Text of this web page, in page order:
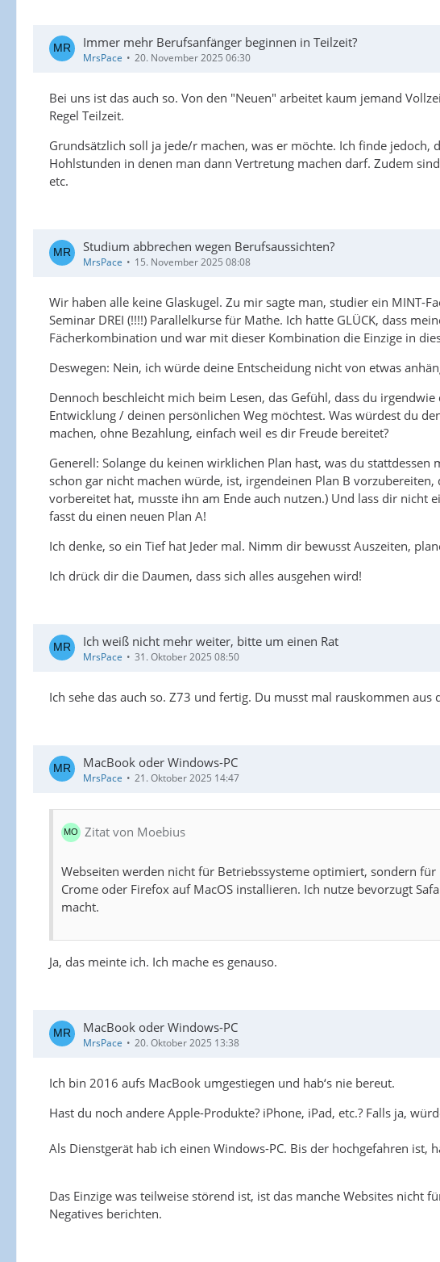
Immer mehr Berufsanfänger beginnen in Teilzeit?
MrsPace 20. November 2025 06:30
Bei uns ist das auch so. Von den "Neuen" arbeitet kaum jemand
Regel Teilzeit.
Grundsätzlich soll ja jede/r machen, was er möchte. Ich finde
Hohlstunden in denen man dann Vertretung machen darf. Zudem
etc.
Studium abbrechen wegen Berufsaussichten?
MrsPace 15. November 2025 08:08
Wir haben alle keine Glaskugel. Zu mir sagte man, studier ein MINT-
Seminar DREI (!!!!) Parallelkurse für Mathe. Ich hatte GLÜCK, dass
Fächerkombination und war mit dieser Kombination die Einzige in
Deswegen: Nein, ich würde deine Entscheidung nicht von etwas
Dennoch beschleicht mich beim Lesen, das Gefühl, dass du
Entwicklung / deinen persönlichen Weg möchtest. Was würdest du
machen, ohne Bezahlung, einfach weil es dir Freude bereitet?
Generell: Solange du keinen wirklichen Plan hast, was du
schon gar nicht machen würde, ist, irgendeinen Plan B
vorbereitet hat, musste ihn am Ende auch nutzen.) Und lass dir nicht
fasst du einen neuen Plan A!
Ich denke, so ein Tief hat Jeder mal. Nimm dir bewusst Auszeiten,
Ich drück dir die Daumen, dass sich alles ausgehen wird!
Ich weiß nicht mehr weiter, bitte um einen Rat
MrsPace 31. Oktober 2025 08:50
Ich sehe das auch so. Z73 und fertig. Du musst mal rauskommen
MacBook oder Windows-PC
MrsPace 21. Oktober 2025 14:47
Zitat von Moebius
Webseiten werden nicht für Betriebssysteme optimiert, sondern
Crome oder Firefox auf MacOS installieren. Ich nutze bevorzugt
macht.
Ja, das meinte ich. Ich mache es genauso.
MacBook oder Windows-PC
MrsPace 20. Oktober 2025 13:38
Ich bin 2016 aufs MacBook umgestiegen und hab‘s nie bereut.
Hast du noch andere Apple-Produkte? iPhone, iPad, etc.? Falls ja,
Als Dienstgerät hab ich einen Windows-PC. Bis der hochgefahren
Das Einzige was teilweise störend ist, ist das manche Websites nicht
Negatives berichten.